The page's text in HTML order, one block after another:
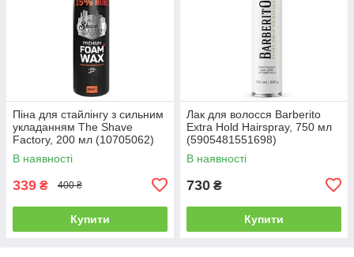
Піна для стайлінгу з сильним
укладанням The Shave
Factory, 200 мл (10705062)
В наявності
339 ₴ 400 ₴
Купити
Лак для волосся Barberito
Extra Hold Hairspray, 750 мл
(5905481551698)
В наявності
730 ₴
Купити